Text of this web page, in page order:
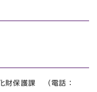
財保護課 （電話：